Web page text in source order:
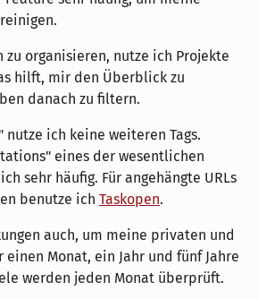
zu organisieren, nutze ich Projekte
hilft, mir den Überblick zu
danach zu filtern.
nutze ich keine weiteren Tags.
eines der wesentlichen
sehr häufig. Für angehängte URLs
benutze ich Taskopen.
auch, um meine privaten und
Monat, ein Jahr und fünf Jahre
werden jeden Monat überprüft.